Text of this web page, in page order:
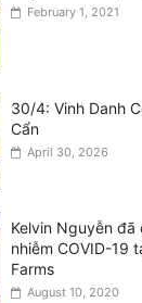
February 1, 2021
30/4: Vinh Danh
Cẩn
April 30, 2026
Kelvin Nguyễn đã
nhiễm COVID-19
Farms
August 10, 2020